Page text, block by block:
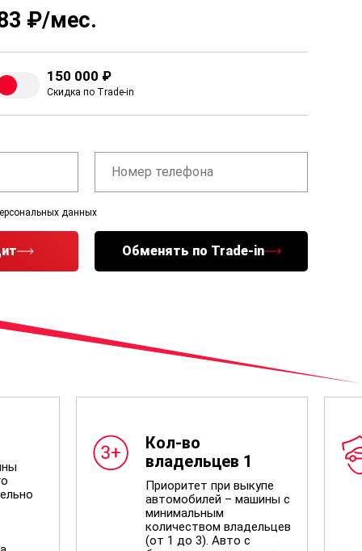
₽/мес.
150 000 ₽
Скидка по Trade-in
данных
Обменять по Trade-in
Кол-во
владельцев 1
Приоритет при выкупе
автомобилей – машины с
минимальным
количеством владельцев
(от 1 до 3). Авто с